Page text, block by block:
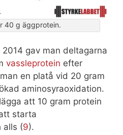
40 g äggprotein.
gav man deltagarna
vassleprotein efter
en platå vid 20 gram
aminosyraoxidation.
att 10 gram protein
starta
alls (9).